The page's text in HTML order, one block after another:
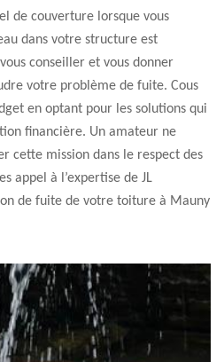
de couverture lorsque vous
dans votre structure est
conseiller et vous donner
votre problème de fuite. Cous
en optant pour les solutions qui
financière. Un amateur ne
cette mission dans le respect des
appel à l’expertise de JL
de fuite de votre toiture à Mauny